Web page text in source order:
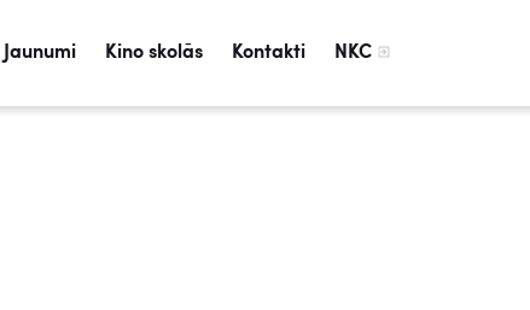
Jaunumi Kino skolās Kontakti NKC